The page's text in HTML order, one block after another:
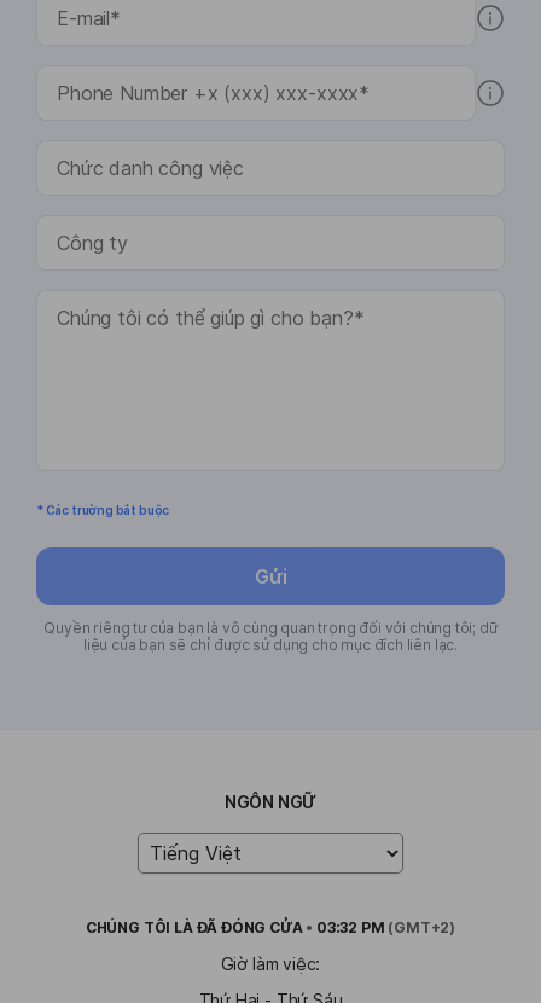
* Các trường bắt buộc
Gửi
Quyền riêng tư của bạn là vô cùng quan trọng đối với chúng tôi; dữ
liệu của bạn sẽ chỉ được sử dụng cho mục đích liên lạc.
NGÔN NGỮ
CHÚNG TÔI LÀ ĐÃ ĐÓNG CỬA • 03:32 PM (GMT+2)
Giờ làm việc: